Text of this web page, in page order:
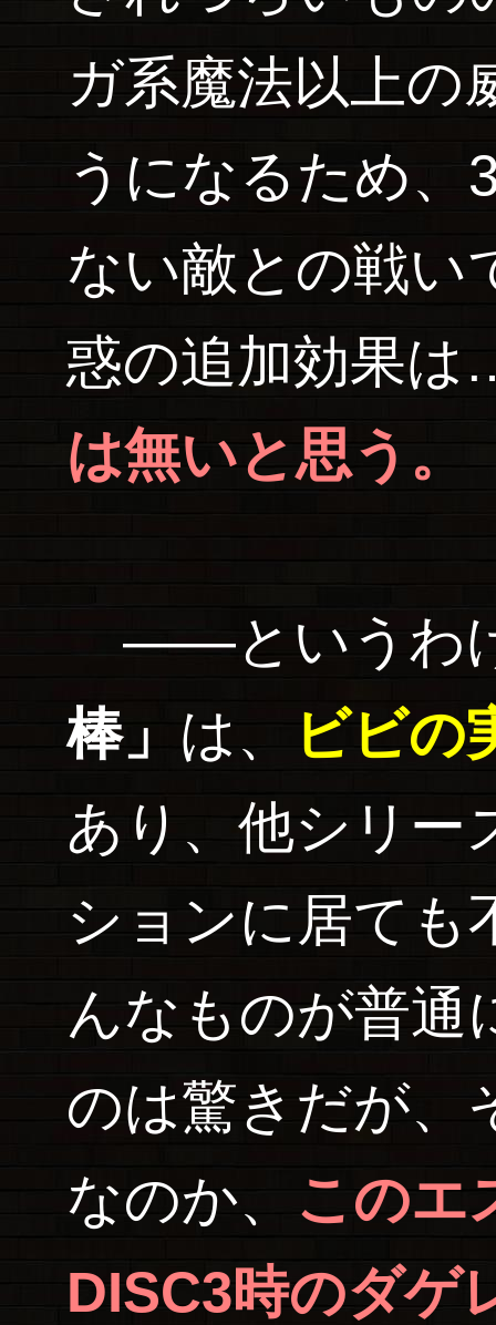
ガ系魔法以上の
うになるため、
ない敵との戦い
惑の追加効果
は無いと思う。
――というわ
棒」 は、
ビビの
あり、他シリー
ションに居ても
んなものが普通
のは驚きだが、
なのか、 このエ
DISC3時のダゲ